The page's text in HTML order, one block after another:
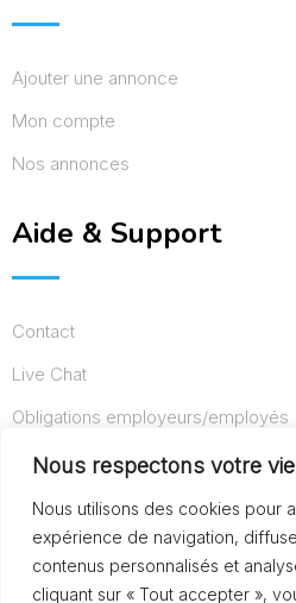
Nous respectons votre
Nous utilisons des cookies pour
expérience de navigation,
contenus personnalisés et
cliquant sur « Tout accepter »,
Ajouter une annonce
Mon compte
Nos annonces
Aide & Support
Contact
Live Chat
Obligations employeurs/employés
Conditions d’utilisation
Mentions légales